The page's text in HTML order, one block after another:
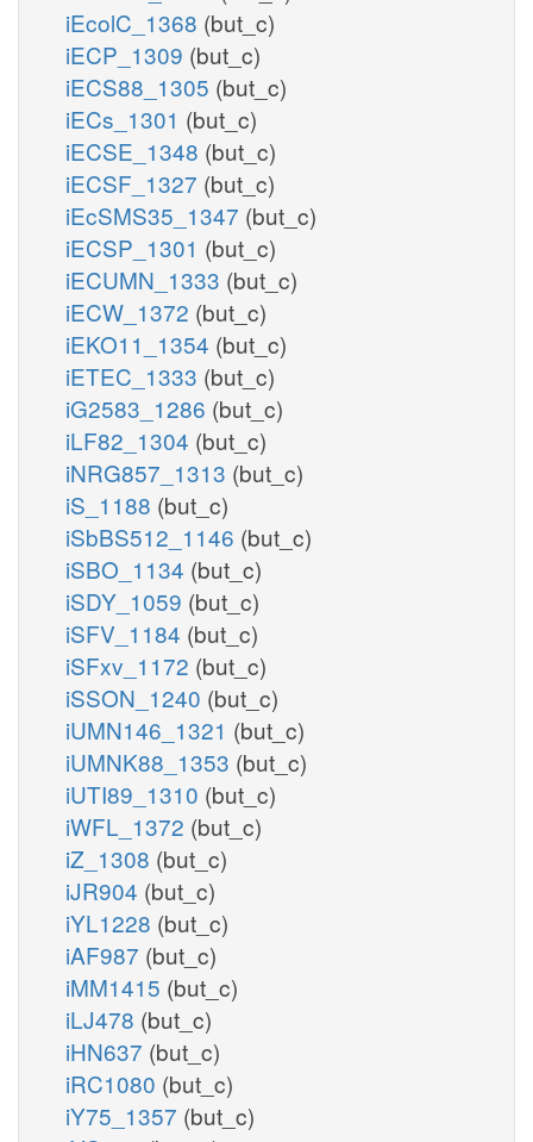
iEcolC_1368 (but_c)
iECP_1309 (but_c)
iECS88_1305 (but_c)
iECs_1301 (but_c)
iECSE_1348 (but_c)
iECSF_1327 (but_c)
iEcSMS35_1347 (but_c)
iECSP_1301 (but_c)
iECUMN_1333 (but_c)
iECW_1372 (but_c)
iEKO11_1354 (but_c)
iETEC_1333 (but_c)
iG2583_1286 (but_c)
iLF82_1304 (but_c)
iNRG857_1313 (but_c)
iS_1188 (but_c)
iSbBS512_1146 (but_c)
iSBO_1134 (but_c)
iSDY_1059 (but_c)
iSFV_1184 (but_c)
iSFxv_1172 (but_c)
iSSON_1240 (but_c)
iUMN146_1321 (but_c)
iUMNK88_1353 (but_c)
iUTI89_1310 (but_c)
iWFL_1372 (but_c)
iZ_1308 (but_c)
iJR904 (but_c)
iYL1228 (but_c)
iAF987 (but_c)
iMM1415 (but_c)
iLJ478 (but_c)
iHN637 (but_c)
iRC1080 (but_c)
iY75_1357 (but_c)